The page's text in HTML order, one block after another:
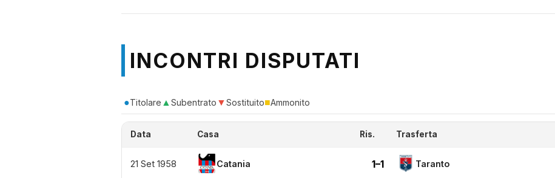
INCONTRI DISPUTATI
●Titolare ▲Subentrato ▼Sostituito■Ammonito
Data Casa Ris. Trasferta
21 Set 1958 Catania 1–1 Taranto